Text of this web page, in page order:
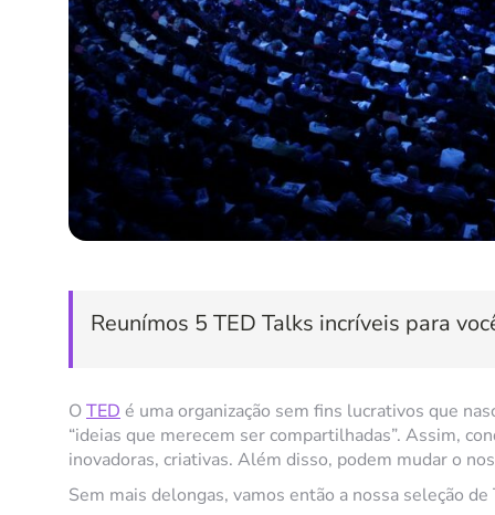
Reunímos 5 TED Talks incríveis para
OTED é uma organização sem fins lucrativos que
“ideias que merecem ser compartilhadas”. Assim,
inovadoras, criativas. Além disso, podem mudar o
Sem mais delongas, vamos então a nossa seleção